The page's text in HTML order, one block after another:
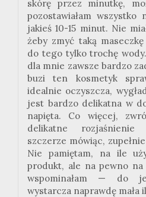
skórę przez minutkę,
pozostawiałam
jakieś 10-15 minut. Nie
żeby zmyć taką
do tego tylko trochę
dla mnie zawsze bardzo
buzi ten kosmetyk
idealnie oczyszcza,
jest bardzo delikatna w
napięta. Co więcej,
delikatne rozjaśnienie
szczerze mówiąc,
Nie pamiętam, na ile
produkt, ale na pewno
wspominałam — do
wystarcza naprawdę mała